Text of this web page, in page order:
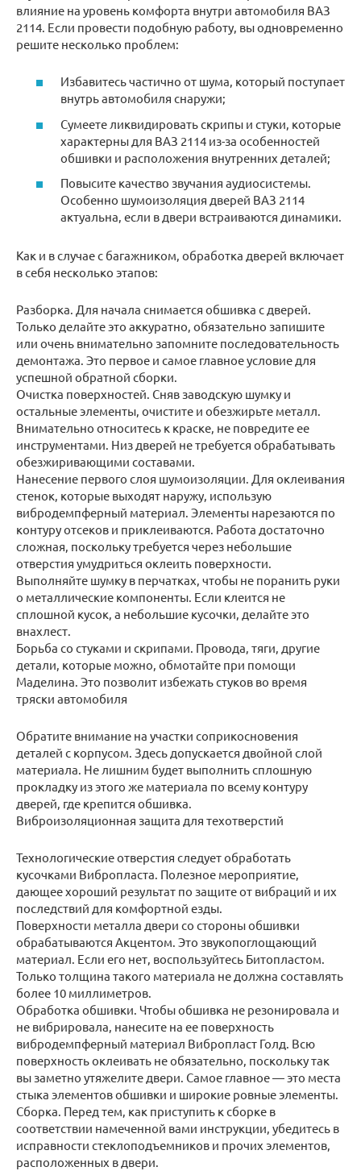
влияние на уровень комфорта внутри автомобиля ВАЗ
2114. Если провести подобную работу, вы одновременно
решите несколько проблем:
Избавитесь частично от шума, который поступает
внутрь автомобиля снаружи;
Сумеете ликвидировать скрипы и стуки, которые
характерны для ВАЗ 2114 из-за особенностей
обшивки и расположения внутренних деталей;
Повысите качество звучания аудиосистемы.
Особенно шумоизоляция дверей ВАЗ 2114
актуальна, если в двери встраиваются динамики.
Как и в случае с багажником, обработка дверей включает
в себя несколько этапов:
Разборка. Для начала снимается обшивка с дверей.
Только делайте это аккуратно, обязательно запишите
или очень внимательно запомните последовательность
демонтажа. Это первое и самое главное условие для
успешной обратной сборки.
Очистка поверхностей. Сняв заводскую шумку и
остальные элементы, очистите и обезжирьте металл.
Внимательно относитесь к краске, не повредите ее
инструментами. Низ дверей не требуется обрабатывать
обезжиривающими составами.
Нанесение первого слоя шумоизоляции. Для оклеивания
стенок, которые выходят наружу, использую
вибродемпферный материал. Элементы нарезаются по
контуру отсеков и приклеиваются. Работа достаточно
сложная, поскольку требуется через небольшие
отверстия умудриться оклеить поверхности.
Выполняйте шумку в перчатках, чтобы не поранить руки
о металлические компоненты. Если клеится не
сплошной кусок, а небольшие кусочки, делайте это
внахлест.
Борьба со стуками и скрипами. Провода, тяги, другие
детали, которые можно, обмотайте при помощи
Маделина. Это позволит избежать стуков во время
тряски автомобиля
Обратите внимание на участки соприкосновения
деталей с корпусом. Здесь допускается двойной слой
материала. Не лишним будет выполнить сплошную
прокладку из этого же материала по всему контуру
дверей, где крепится обшивка.
Виброизоляционная защита для техотверстий
Технологические отверстия следует обработать
кусочками Вибропласта. Полезное мероприятие,
дающее хороший результат по защите от вибраций и их
последствий для комфортной езды.
Поверхности металла двери со стороны обшивки
обрабатываются Акцентом. Это звукопоглощающий
материал. Если его нет, воспользуйтесь Битопластом.
Только толщина такого материала не должна составлять
более 10 миллиметров.
Обработка обшивки. Чтобы обшивка не резонировала и
не вибрировала, нанесите на ее поверхность
вибродемпферный материал Вибропласт Голд. Всю
поверхность оклеивать не обязательно, поскольку так
вы заметно утяжелите двери. Самое главное — это места
стыка элементов обшивки и широкие ровные элементы.
Сборка. Перед тем, как приступить к сборке в
соответствии намеченной вами инструкции, убедитесь в
исправности стеклоподъемников и прочих элементов,
расположенных в двери.